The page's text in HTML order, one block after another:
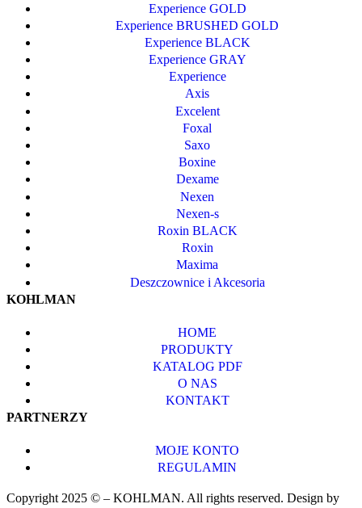
Experience GOLD
Experience BRUSHED GOLD
Experience BLACK
Experience GRAY
Experience
Axis
Excelent
Foxal
Saxo
Boxine
Dexame
Nexen
Nexen-s
Roxin BLACK
Roxin
Maxima
Deszczownice i Akcesoria
KOHLMAN
HOME
PRODUKTY
KATALOG PDF
O NAS
KONTAKT
PARTNERZY
MOJE KONTO
REGULAMIN
Copyright 2025 © – KOHLMAN. All rights reserved. Design by